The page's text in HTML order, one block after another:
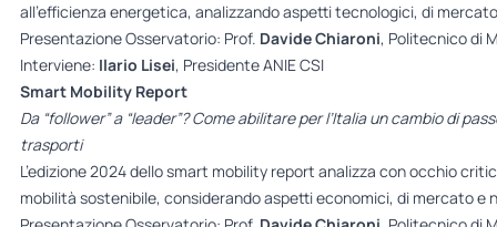
all’efficienza energetica, analizzando aspetti tecnologici, di
Presentazione Osservatorio: Prof. Davide Chiaroni, Politecnico di
Interviene: Ilario Lisei, Presidente ANIE CSI
Smart Mobility Report
Da “follower” a “leader”? Come abilitare per l’Italia un cambio di
trasporti
L’edizione 2024 dello smart mobility report analizza con occhio
mobilità sostenibile, considerando aspetti economici, di mercato e